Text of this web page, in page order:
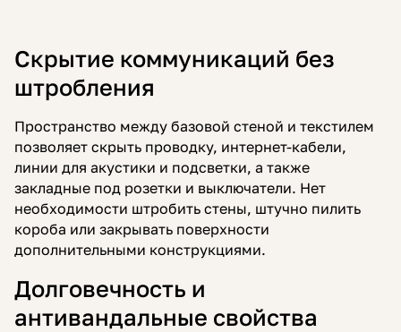
Скрытие коммуникаций без
штробления
Пространство между базовой стеной и текстилем
позволяет скрыть проводку, интернет-кабели,
линии для акустики и подсветки, а также
закладные под розетки и выключатели. Нет
необходимости штробить стены, штучно пилить
короба или закрывать поверхности
дополнительными конструкциями.
Долговечность и
антивандальные свойства